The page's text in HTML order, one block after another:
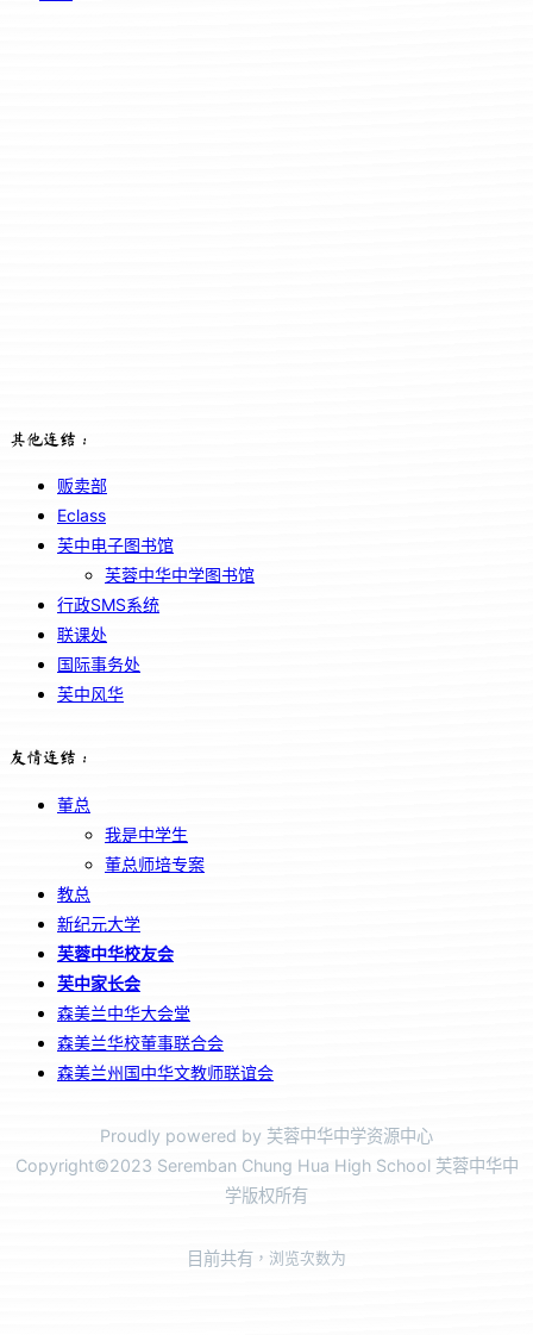
其他连结：
贩卖部
Eclass
芙中电子图书馆
芙蓉中华中学图书馆
行政SMS系统
联课处
国际事务处
芙中风华
友情连结：
董总
我是中学生
董总师培专案
教总
新纪元大学
芙蓉中华校友会
芙中家长会
森美兰中华大会堂
森美兰华校董事联合会
森美兰州国中华文教师联谊会
Proudly powered by 芙蓉中华中学资源中心
Copyright©2023 Seremban Chung Hua High School 芙蓉中华中
学版权所有
目前共有 ，浏览次数为